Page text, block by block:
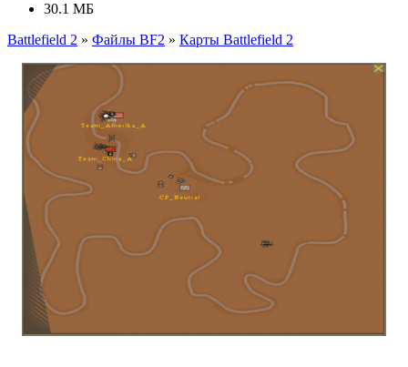
30.1 МБ
Battlefield 2 » Файлы BF2 » Карты Battlefield 2